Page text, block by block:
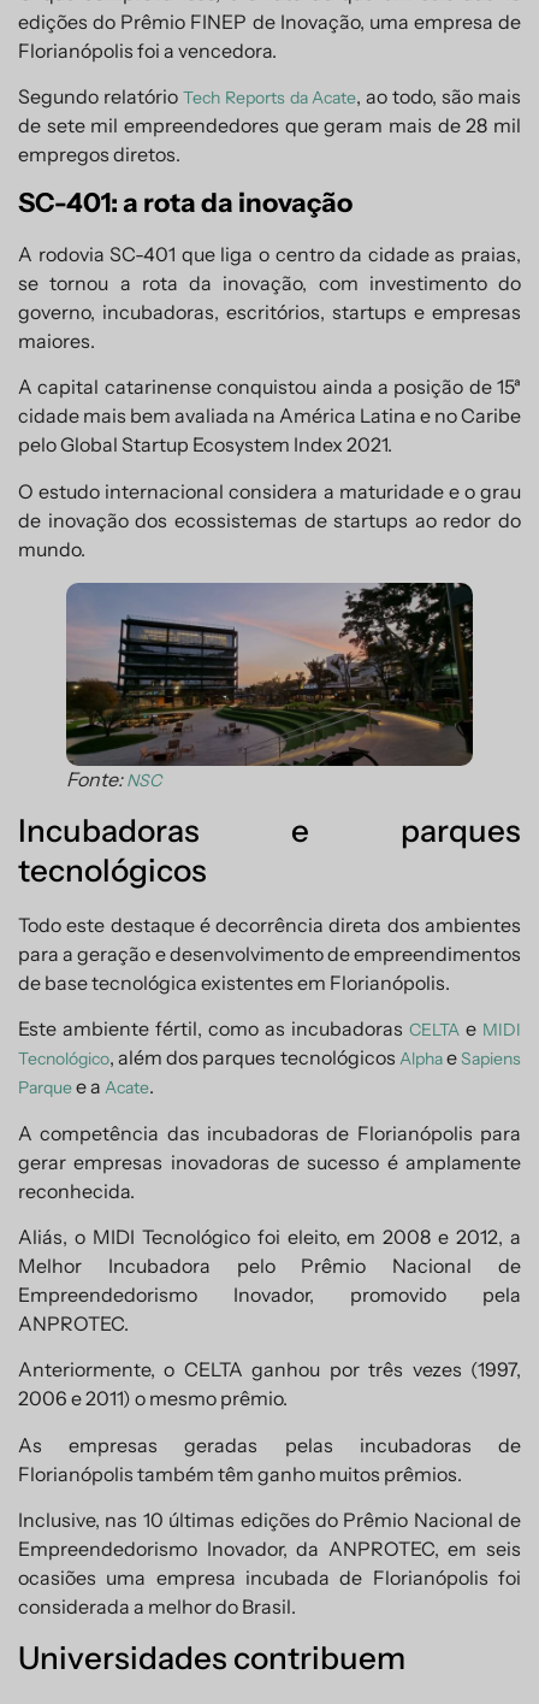
edições do Prêmio FINEP de Inovação, uma empresa de
Florianópolis foi a vencedora.
Segundo relatório Tech Reports da Acate, ao todo, são mais
de sete mil empreendedores que geram mais de 28 mil
empregos diretos.
SC-401: a rota da inovação
A rodovia SC-401 que liga o centro da cidade as praias,
se tornou a rota da inovação, com investimento do
governo, incubadoras, escritórios, startups e empresas
maiores.
A capital catarinense conquistou ainda a posição de 15ª
cidade mais bem avaliada na América Latina e no Caribe
pelo Global Startup Ecosystem Index 2021.
O estudo internacional considera a maturidade e o grau
de inovação dos ecossistemas de startups ao redor do
mundo.
Fonte:NSC
Incubadoras e parques
tecnológicos
Todo este destaque é decorrência direta dos ambientes
para a geração e desenvolvimento de empreendimentos
de base tecnológica existentes em Florianópolis.
Este ambiente fértil, como as incubadoras CELTA e MIDI
Tecnológico, além dos parques tecnológicos AlphaeSapiens
Parquee a Acate.
A competência das incubadoras de Florianópolis para
gerar empresas inovadoras de sucesso é amplamente
reconhecida.
Aliás, o MIDI Tecnológico foi eleito, em 2008 e 2012, a
Melhor Incubadora pelo Prêmio Nacional de
Empreendedorismo Inovador, promovido pela
ANPROTEC.
Anteriormente, o CELTA ganhou por três vezes (1997,
2006 e 2011) o mesmo prêmio.
As empresas geradas pelas incubadoras de
Florianópolis também têm ganho muitos prêmios.
Inclusive, nas 10 últimas edições do Prêmio Nacional de
Empreendedorismo Inovador, da ANPROTEC, em seis
ocasiões uma empresa incubada de Florianópolis foi
considerada a melhor do Brasil.
Universidades contribuem